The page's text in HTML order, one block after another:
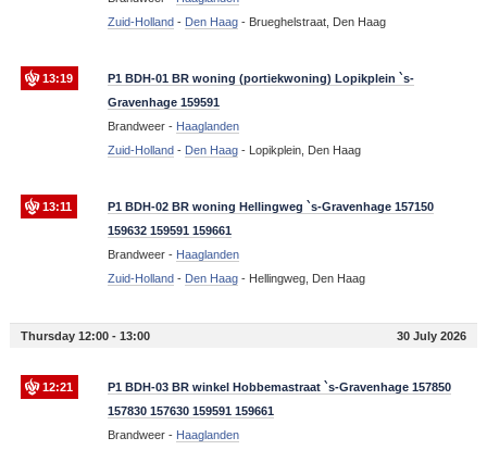
Zuid-Holland- Den Haag- Brueghelstraat, Den Haag
13:19
P1 BDH-01 BR woning (portiekwoning) Lopikplein `s-
Gravenhage 159591
Brandweer - Haaglanden
Zuid-Holland- Den Haag- Lopikplein, Den Haag
13:11
P1 BDH-02 BR woning Hellingweg `s-Gravenhage 157150
159632 159591 159661
Brandweer - Haaglanden
Zuid-Holland- Den Haag- Hellingweg, Den Haag
Thursday 12:00 - 13:00 30 July 2026
12:21
P1 BDH-03 BR winkel Hobbemastraat `s-Gravenhage 157850
157830 157630 159591 159661
Brandweer - Haaglanden